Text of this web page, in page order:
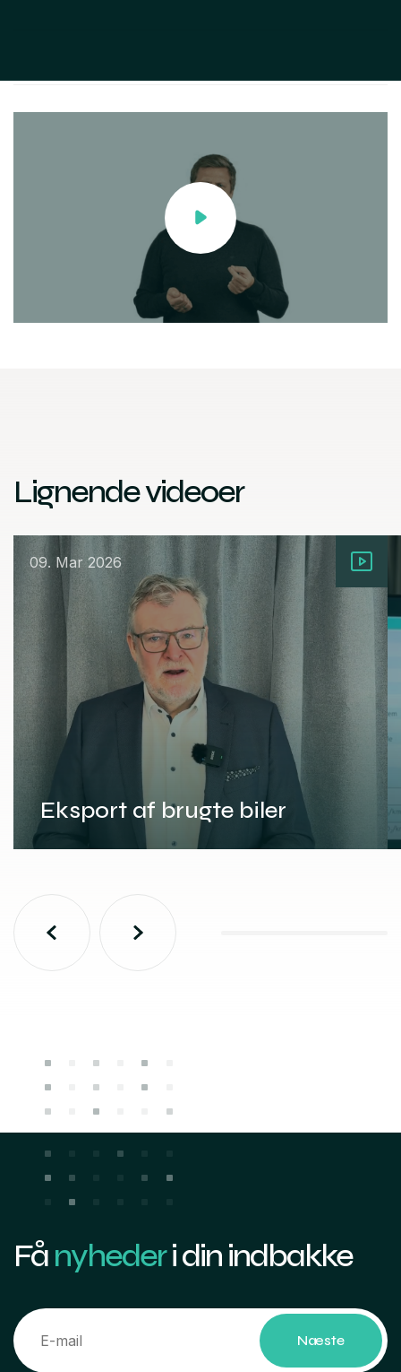
Lignende videoer
09. Mar 2026
Eksport af brugte biler
Fånyhederi din indbakke
Næste